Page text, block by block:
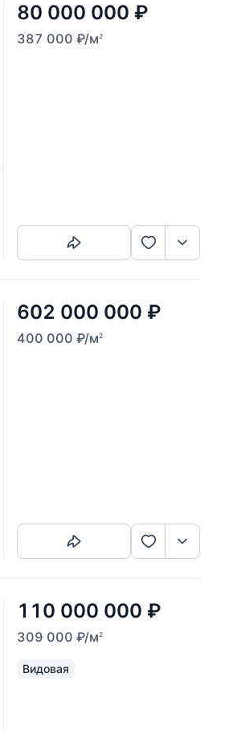
80 000 000 ₽
387 000 ₽/м2
602 000 000 ₽
400 000 ₽/м2
110 000 000 ₽
309 000 ₽/м2
Видовая